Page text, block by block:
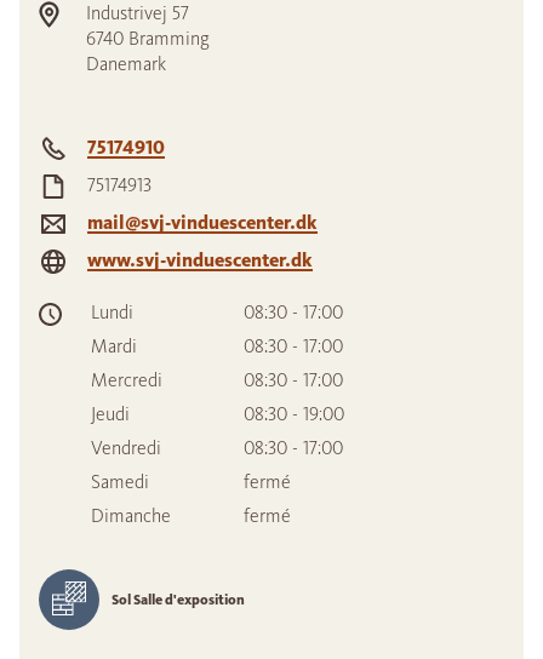
Industrivej 57
6740 Bramming
Danemark
75174910
75174913
mail@svj-vinduescenter.dk
www.svj-vinduescenter.dk
Lundi
08:30 - 17:00
Mardi
08:30 - 17:00
Mercredi
08:30 - 17:00
Jeudi
08:30 - 19:00
Vendredi
08:30 - 17:00
Samedi
fermé
Dimanche
fermé
Sol Salle d'exposition